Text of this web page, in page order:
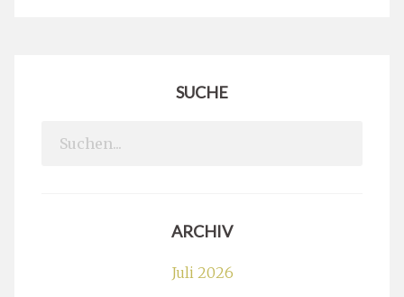
SUCHE
Search
ARCHIV
Juli 2026